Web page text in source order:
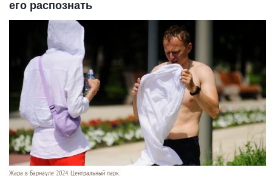
его распознать
Жара в Барнауле 2024. Центральный парк.